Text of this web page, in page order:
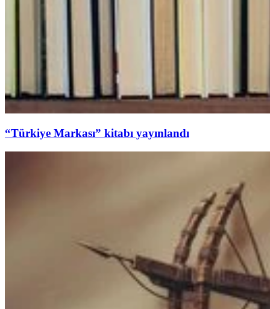
“Türkiye Markası” kitabı yayınlandı